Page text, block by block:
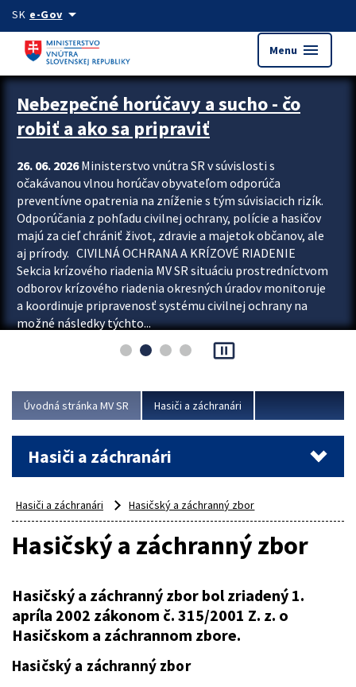
Preskocit na hlavný obsah
SK e-Govarrow_drop_down
Menu menu
Zastavit automatický posun upútavok
Nebezpečné horúčavy a sucho - čo
robiť a ako sa pripraviť
26. 06. 2026Ministerstvo vnútra SR v súvislosti s
očakávanou vlnou horúčav obyvateľom odporúča
preventívne opatrenia na zníženie s tým súvisiacich rizík.
Odporúčania z pohľadu civilnej ochrany, polície a hasičov
majú za cieľ chrániť život, zdravie a majetok občanov, ale
aj prírody. CIVILNÁ OCHRANA A KRÍZOVÉ RIADENIE
Sekcia krízového riadenia MV SR situáciu prostredníctvom
odborov krízového riadenia okresných úradov monitoruje
a koordinuje pripravenosť systému civilnej ochrany na
možné následky týchto...
pause_presentation
Úvodná stránka MV SR Hasiči a záchranári
Hasiči a záchranári
Hasiči a záchranári Hasičský a záchranný zbor
Hasičský a záchranný zbor
Hasičský a záchranný zbor bol zriadený 1.
apríla 2002 zákonom č. 315/2001 Z. z. o
Hasičskom a záchrannom zbore.
Hasičský a záchranný zbor